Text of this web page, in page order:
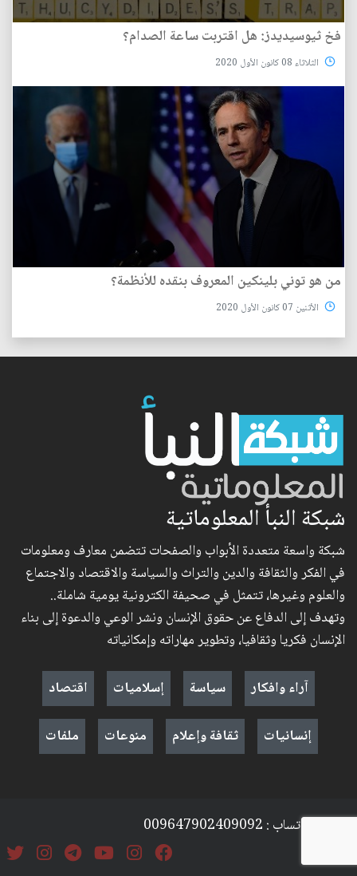
فخ ثيوسيديدز: هل اقتربت ساعة الصدام؟
الثلاثاء 08 كانون الأول 2020
من هو توني بلينكين المعروف بنقده للأنظمة؟
الأثنين 07 كانون الأول 2020
شبكة النبأ المعلوماتية
شبكة واسعة متعددة الأبواب والصفحات تتضمن معارف ومعلومات
في الفكر والثقافة والدين والتراث والسياسة والاقتصاد والاجتماع
والعلوم وغيرها، تتمثل في صحيفة الكترونية يومية شاملة..
وتهدف إلى الدفاع عن حقوق الإنسان ونشر الوعي والدعوة إلى بناء
الإنسان فكريا وثقافيا، وتطوير مهاراته وإمكانياته
آراء وافكار
سياسة إسلاميات
اقتصاد
إنسانيات
ثقافة وإعلام منوعات ملفات
موبايل + واتساب : 009647902409092